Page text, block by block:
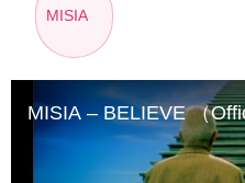
MISIA
MISIA – BELIEVE （